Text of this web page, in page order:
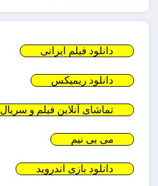
دانلود فیلم ایرانی
دانلود ریمیکس
تماشای آنلاین فیلم و سریال
می بی نیم
دانلود بازی اندروید